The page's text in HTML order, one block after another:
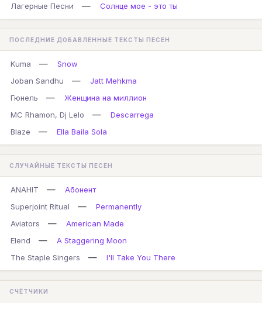
Лагерные Песни
— Солнце мое - это ты
ПОСЛЕДНИЕ ДОБАВЛЕННЫЕ ТЕКСТЫ ПЕСЕН
Kuma —
Snow
Joban Sandhu
—
Jatt Mehkma
Гюнель
—
Женщина на миллион
MC Rhamon, Dj Lelo
—
Descarrega
Blaze
— Ella Baila Sola
СЛУЧАЙНЫЕ ТЕКСТЫ ПЕСЕН
ANAHIT —
Абонент
Superjoint Ritual
—
Permanently
Aviators
—
American Made
Elend
—
A Staggering Moon
The Staple Singers
— I'll Take You There
СЧЁТЧИКИ